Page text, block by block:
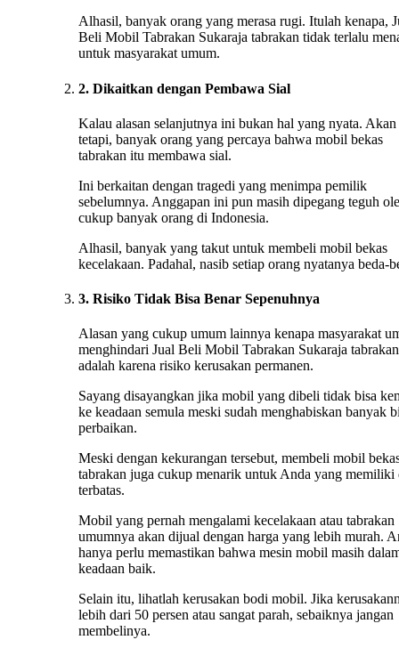
Alhasil, banyak orang yang merasa rugi. Itulah kenapa,
Beli Mobil Tabrakan Sukaraja tabrakan tidak terlalu
untuk masyarakat umum.
2. Dikaitkan dengan Pembawa Sial
Kalau alasan selanjutnya ini bukan hal yang nyata. Akan
tetapi, banyak orang yang percaya bahwa mobil bekas
tabrakan itu membawa sial.
Ini berkaitan dengan tragedi yang menimpa pemilik
sebelumnya. Anggapan ini pun masih dipegang teguh
cukup banyak orang di Indonesia.
Alhasil, banyak yang takut untuk membeli mobil bekas
kecelakaan. Padahal, nasib setiap orang nyatanya beda-
3. Risiko Tidak Bisa Benar Sepenuhnya
Alasan yang cukup umum lainnya kenapa masyarakat
menghindari Jual Beli Mobil Tabrakan Sukaraja tabrakan
adalah karena risiko kerusakan permanen.
Sayang disayangkan jika mobil yang dibeli tidak bisa
ke keadaan semula meski sudah menghabiskan banyak
perbaikan.
Meski dengan kekurangan tersebut, membeli mobil
tabrakan juga cukup menarik untuk Anda yang memiliki
terbatas.
Mobil yang pernah mengalami kecelakaan atau tabrakan
umumnya akan dijual dengan harga yang lebih murah.
hanya perlu memastikan bahwa mesin mobil masih
keadaan baik.
Selain itu, lihatlah kerusakan bodi mobil. Jika
lebih dari 50 persen atau sangat parah, sebaiknya jangan
membelinya.